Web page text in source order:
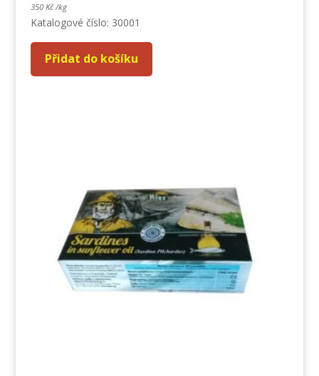
350 Kč /kg
Katalogové číslo: 30001
Přidat do košíku